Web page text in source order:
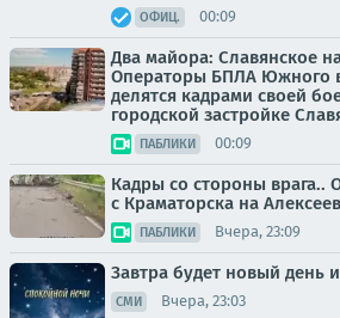
ОФИЦ. 00:09
Два майора: Славянское
Операторы БПЛА Южного
делятся кадрами своей
городской застройке
ПАБЛИКИ 00:09
Кадры со стороны врага..
с Краматорска на
ПАБЛИКИ Вчера, 23:09
Завтра будет новый день
СМИ Вчера, 23:03